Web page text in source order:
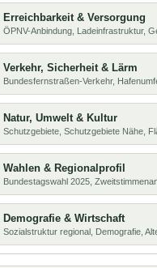
Erreichbarkeit & Versorgung
ÖPNV-Anbindung, Ladeinfrastruktur,
Verkehr, Sicherheit & Lärm
Bundesfernstraßen-Verkehr,
Natur, Umwelt & Kultur
Schutzgebiete, Schutzgebiete Nähe,
Wahlen & Regionalprofil
Bundestagswahl 2025,
Demografie & Wirtschaft
Sozialstruktur regional, Demografie,